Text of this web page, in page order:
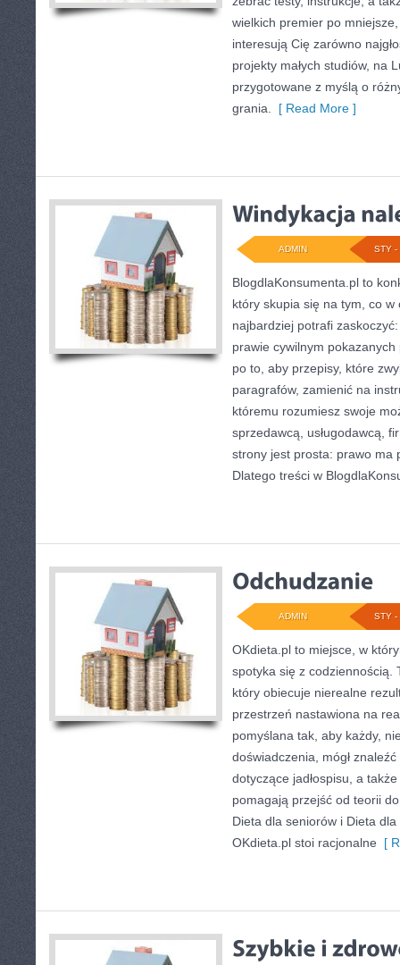
wielkich premier po
interesują Cię zarówno
projekty małych studiów, na
przygotowane z myślą o
grania.
[ Read More ]
STY -
ADMIN
BlogdlaKonsumenta.pl to
który skupia się na tym, co w
najbardziej potrafi
prawie cywilnym pokazanych
po to, aby przepisy, które
paragrafów, zamienić na
któremu rozumiesz swoje
sprzedawcą, usługodawcą,
strony jest prosta: prawo ma
Dlatego treści w
STY -
ADMIN
OKdieta.pl to miejsce, w
spotyka się z codziennością.
który obiecuje nierealne
przestrzeń nastawiona na
pomyślana tak, aby każdy,
doświadczenia, mógł
dotyczące jadłospisu, a
pomagają przejść od teorii
Dieta dla seniorów i Dieta
OKdieta.pl stoi racjonalne [